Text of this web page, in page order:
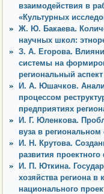
взаимодействия в
«Культурных
Ж. Ю. Бакаева.
научных школ:
З. А. Егорова.
системы на
региональный аспект
И. А. Юшачков.
процессом
предприятиях
И. Г. Юленкова.
вуза в
И. Н. Крутова.
развития
И. П. Юткина.
хозяйства региона в
национального